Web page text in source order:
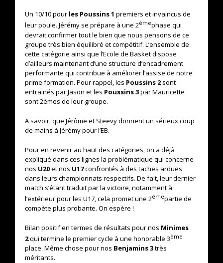
Un 10/10 pour les Poussins 1 premiers et invaincus de
leur poule. Jérémy se prépare à une 2èmephase qui
devrait confirmer tout le bien que nous pensons de ce
groupe très bien équilibré et compétitif. L’ensemble de
cette catégorie ainsi que l’Ecole de Basket dispose
d’ailleurs maintenant d’une structure d’encadrement
performante qui contribue à améliorer l’assise de notre
prime formation. Pour rappel, les Poussins 2sont
entrainés par Jason et les Poussins 3par Mauricette
sont 2èmes de leur groupe.
A savoir, que Jérôme et Steevy donnent un sérieux coup
de mains à Jérémy pour l’EB.
Pour en revenir au haut des catégories, on a déjà
expliqué dans ces lignes la problématique qui concerne
nos U20et nos U17confrontés à des taches ardues
dans leurs championnats respectifs. De fait, leur dernier
match s’étant traduit par la victoire, notamment à
l’extérieur pour les U17, cela promet une 2èmepartie de
compète plus probante. On espère !
Bilan positif en termes de résultats pour nos Minimes
2qui termine le premier cycle à une honorable 3ème
place. Même chose pour nos Benjamins 3très
méritants.